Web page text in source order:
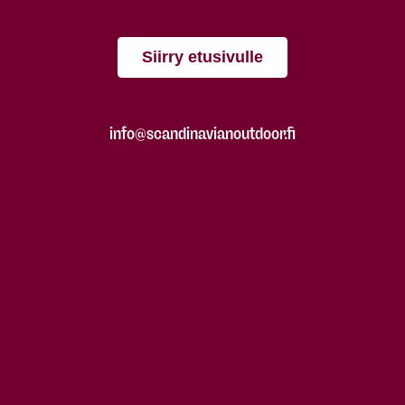
Siirry etusivulle
info@scandinavianoutdoor.fi